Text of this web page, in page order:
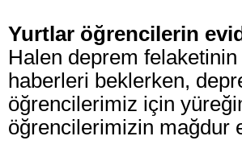
Yurtlar öğrencilerin
Halen deprem
haberleri beklerken,
öğrencilerimiz için
öğrencilerimizin mağdur